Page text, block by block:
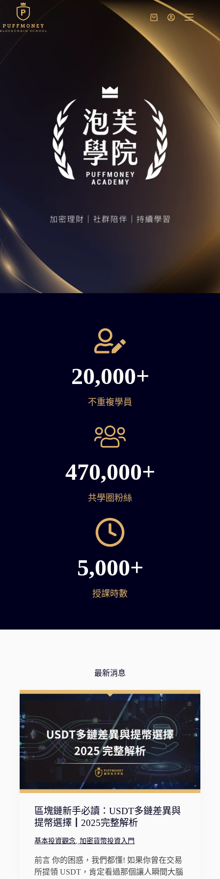
主
內
容
購
物
車
20,000+
不重複學員
470,000+
共學圈粉絲
5,000+
授課時數
最新消息
區塊鏈新手必讀：USDT多鏈差異與
提幣選擇┃2025完整解析
基本投資觀念,加密貨幣投資入門
前言 你的困惑，我們都懂! 如果你曾在交易
所提領 USDT，肯定看過那個讓人瞬間大腦